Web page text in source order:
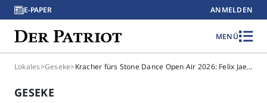
E-PAPER ANMELDEN
MENÜ
Lokales>Geseke> Kracher fürs Stone Dance Open Air 2026: Felix Jaehn kommt als Headliner nach Geseke
GESEKE